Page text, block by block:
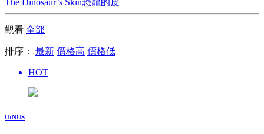
觀看 全部
排序： 最新 價格高 價格低
HOT
U:NUS